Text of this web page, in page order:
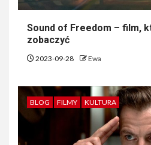
Sound of Freedom – film,
zobaczyć
2023-09-28 Ewa
BLOG FILMY KULTURA